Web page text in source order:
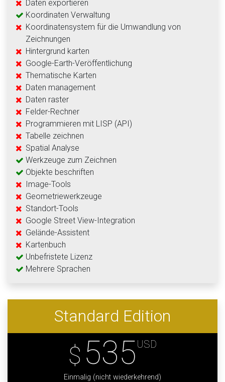
Daten exportieren
Koordinaten Verwaltung
Koordinatensystem für die Umwandlung von
Zeichnungen
Hintergrund karten
Google-Earth-Veröffentlichung
Thematische Karten
Daten management
Daten raster
Felder-Rechner
Programmieren mit LISP (API)
Tabelle zeichnen
Spatial Analyse
Werkzeuge zum Zeichnen
Objekte beschriften
Image-Tools
Geometriewerkzeuge
Standort-Tools
Google Street View-Integration
Gelände-Assistent
Kartenbuch
Unbefristete Lizenz
Mehrere Sprachen
Standard Edition
$ 535 USD
Einmalig (nicht wiederkehrend)